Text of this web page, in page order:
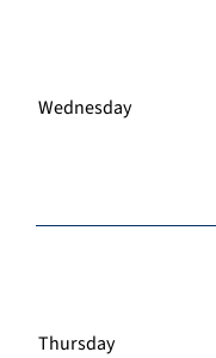
Wednesday
Thursday